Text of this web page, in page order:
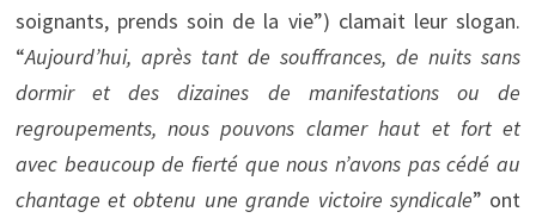
soignants, prends soin de la vie”) clamait leur slogan.
“Aujourd’hui, après tant de souffrances, de nuits sans
dormir et des dizaines de manifestations ou de
regroupements, nous pouvons clamer haut et fort et
avec beaucoup de fierté que nous n’avons pas cédé au
chantage et obtenu une grande victoire syndicale” ont